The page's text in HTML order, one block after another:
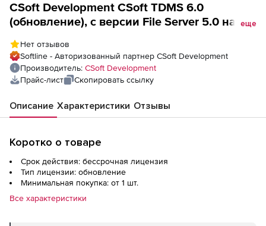
CSoft Development CSoft TDMS 6.0
(обновление), с версии File Server 5.0 на
пользовательское место
еще
Нет отзывов
Softline - Авторизованный партнер CSoft Development
Производитель: CSoft Development
Прайс-лист
Скопировать ссылку
Описание Характеристики Отзывы
Коротко о товаре
Срок действия: бессрочная лицензия
Тип лицензии: обновление
Минимальная покупка: от 1 шт.
Все характеристики